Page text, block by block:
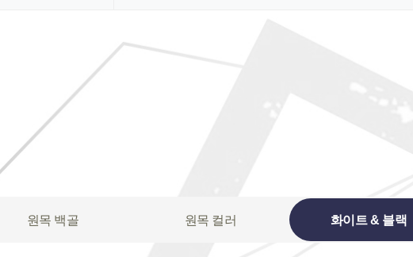
원목 백골 원목 컬러 화이트 & 블랙